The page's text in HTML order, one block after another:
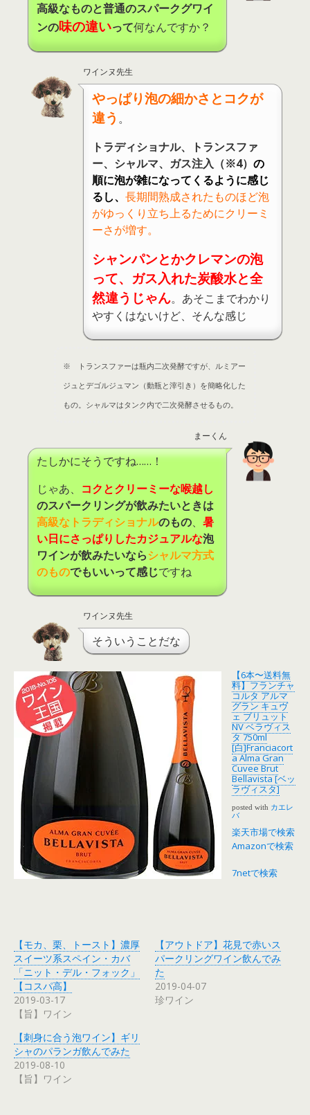
高級なものと普通のスパークグワイ
ンの味の違いって何なんですか？
ワインヌ先生
やっぱり泡の細かさとコクが
違う 。
トラディショナル、トランスファ
ー、シャルマ、ガス注入（※4） の
順に泡が雑になってくるように感じ
るし、 長期間熟成されたものほど泡
がゆっくり立ち上るためにクリーミ
ーさが増す。
シャンパンとかクレマンの泡
って、ガス入れた炭酸水と全
然違うじゃん。あそこまでわかり
やすくはないけど、そんな感じ
※ トランスファーは瓶内二次発酵ですが、ルミアー
ジュとデゴルジュマン（動瓶と滓引き）を簡略化した
もの。シャルマはタンク内で二次発酵させるもの。
まーくん
たしかにそうですね……！
じゃあ、 コクとクリーミーな喉越し
のスパークリングが飲みたいときは
高級なトラディショナルのもの、 暑
い日にさっぱりしたカジュアルな泡
ワインが飲みたいならシャルマ方式
のものでもいいって感じですね
ワインヌ先生
そういうことだな
【6本〜送料無
料】フランチャ
コルタ アルマ
グラン キュヴ
ェ ブリュット
NV ベラヴィス
タ 750ml
[白]Franciacort
a Alma Gran
Cuvee Brut
Bellavista [ベッ
ラヴィスタ]
posted with カエレ
バ
楽天市場で検索
Amazonで検索
7netで検索
【モカ、栗、トースト】濃厚
スイーツ系スペイン・カバ
「ニット・デル・フォック」
【コスパ高】
2019-03-17
【旨】ワイン
【アウトドア】花見で赤いス
パークリングワイン飲んでみ
た
2019-04-07
珍ワイン
【刺身に合う泡ワイン】ギリ
シャのパランガ飲んでみた
2019-08-10
【旨】ワイン